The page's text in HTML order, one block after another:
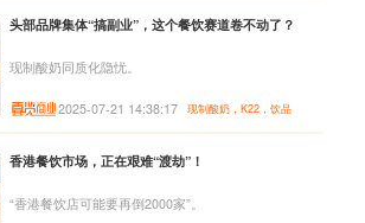
头部品牌集体“搞副业”，这个餐饮赛道卷不动了？
现制酸奶同质化隐忧。
2025-07-21 14:38:17 现制酸奶，K22，饮品
香港餐饮市场，正在艰难“渡劫”！
“香港餐饮店可能要再倒2000家”。